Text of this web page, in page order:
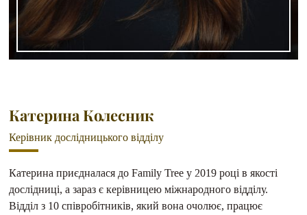
Катерина Колесник
Керівник дослідницького відділу
Катерина приєдналася до Family Tree у 2019 році в якості
дослідниці, а зараз є керівницею міжнародного відділу.
Відділ з 10 співробітників, який вона очолює, працює